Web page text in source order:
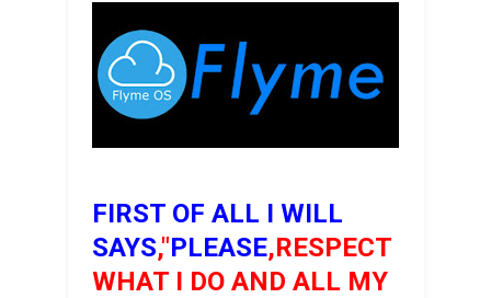
FIRST OF ALL I WILL
SAYS,"PLEASE,RESPECT
WHAT I DO AND ALL MY